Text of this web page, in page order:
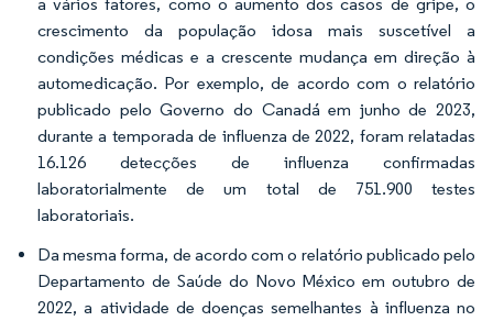
crescimento da população idosa mais suscetível a
condições médicas e a crescente mudança em direção à
automedicação. Por exemplo, de acordo com o relatório
publicado pelo Governo do Canadá em junho de 2023,
durante a temporada de influenza de 2022, foram relatadas
16.126 detecções de influenza confirmadas
laboratorialmente de um total de 751.900 testes
laboratoriais.
Da mesma forma, de acordo com o relatório publicado pelo
Departamento de Saúde do Novo México em outubro de
2022, a atividade de doenças semelhantes à influenza no